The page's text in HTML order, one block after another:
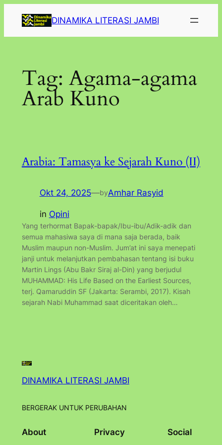
konten
DINAMIKA LITERASI JAMBI
Tag: Agama-agama
Arab Kuno
Arabia: Tamasya ke Sejarah Kuno (II)
Okt 24, 2025—byAmhar Rasyid
in Opini
Yang terhormat Bapak-bapak/Ibu-ibu/Adik-adik dan
semua mahasiwa saya di mana saja berada, baik
Muslim maupun non-Muslim. Jum’at ini saya menepati
janji untuk melanjutkan pembahasan tentang isi buku
Martin Lings (Abu Bakr Siraj al-Din) yang berjudul
MUHAMMAD: His Life Based on the Earliest Sources,
terj. Qamaruddin SF (Jakarta: Serambi, 2017). Kisah
sejarah Nabi Muhammad saat diceritakan oleh…
DINAMIKA LITERASI JAMBI
BERGERAK UNTUK PERUBAHAN
About Privacy Social